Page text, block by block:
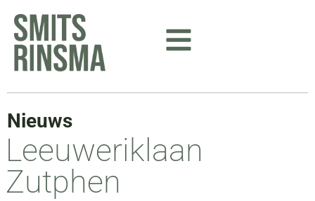
naar
inhoud
Nieuws
Leeuweriklaan
Zutphen